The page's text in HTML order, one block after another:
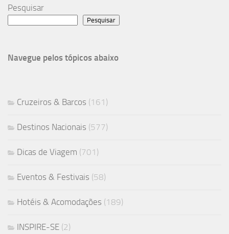
Pesquisar
Pesquisar
Navegue pelos tópicos abaixo
Cruzeiros & Barcos (161)
Destinos Nacionais (577)
Dicas de Viagem (701)
Eventos & Festivais (58)
Hotéis & Acomodações (189)
INSPIRE-SE (2)